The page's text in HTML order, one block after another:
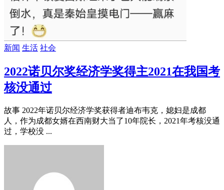
新闻 生活 社会
2022诺贝尔奖经济学奖得主2021在我国考
核没通过
故事 2022年诺贝尔经济学奖获得者迪布韦克，媳妇是成都
人，作为成都女婿在西南财大当了10年院长，2021年考核没通
过，学校没 ...